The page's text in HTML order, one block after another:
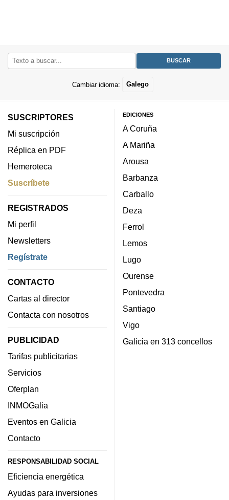
Cambiar idioma: Galego
SUSCRIPTORES
Mi suscripción
Réplica en PDF
Hemeroteca
Suscríbete
REGISTRADOS
Mi perfil
Newsletters
Regístrate
CONTACTO
Cartas al director
Contacta con nosotros
PUBLICIDAD
Tarifas publicitarias
Servicios
Oferplan
INMOGalia
Eventos en Galicia
Contacto
RESPONSABILIDAD SOCIAL
Eficiencia energética
Ayudas para inversiones
EDICIONES
A Coruña
A Mariña
Arousa
Barbanza
Carballo
Deza
Ferrol
Lemos
Lugo
Ourense
Pontevedra
Santiago
Vigo
Galicia en 313 concellos